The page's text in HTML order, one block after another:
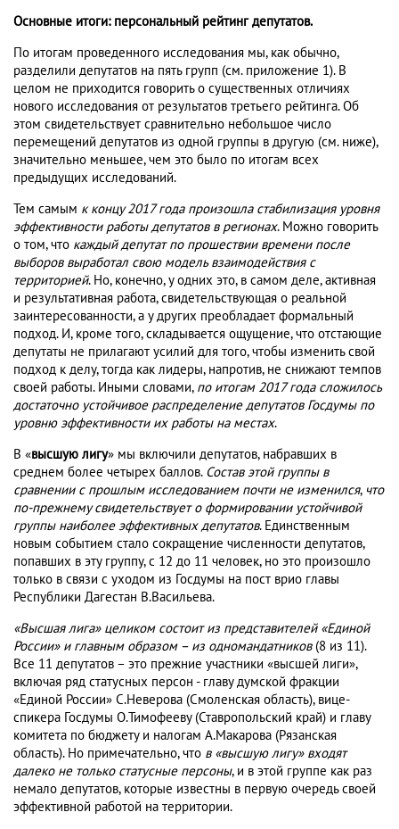
Основные итоги: персональный рейтинг депутатов.
По итогам проведенного исследования мы, как обычно,
разделили депутатов на пять групп (см. приложение 1). В
целом не приходится говорить о существенных отличиях
нового исследования от результатов третьего рейтинга. Об
этом свидетельствует сравнительно небольшое число
перемещений депутатов из одной группы в другую (см. ниже),
значительно меньшее, чем это было по итогам всех
предыдущих исследований.
Тем самым к концу 2017 года произошла стабилизация уровня
эффективности работы депутатов в регионах. Можно говорить
о том, что каждый депутат по прошествии времени после
выборов выработал свою модель взаимодействия с
территорией. Но, конечно, у одних это, в самом деле, активная
и результативная работа, свидетельствующая о реальной
заинтересованности, а у других преобладает формальный
подход. И, кроме того, складывается ощущение, что отстающие
депутаты не прилагают усилий для того, чтобы изменить свой
подход к делу, тогда как лидеры, напротив, не снижают темпов
своей работы. Иными словами, по итогам 2017 года сложилось
достаточно устойчивое распределение депутатов Госдумы по
уровню эффективности их работы на местах.
В «высшую лигу» мы включили депутатов, набравших в
среднем более четырех баллов. Состав этой группы в
сравнении с прошлым исследованием почти не изменился, что
по-прежнему свидетельствует о формировании устойчивой
группы наиболее эффективных депутатов. Единственным
новым событием стало сокращение численности депутатов,
попавших в эту группу, с 12 до 11 человек, но это произошло
только в связи с уходом из Госдумы на пост врио главы
Республики Дагестан В.Васильева.
«Высшая лига» целиком состоит из представителей «Единой
России» и главным образом – из одномандатников(8 из 11).
Все 11 депутатов – это прежние участники «высшей лиги»,
включая ряд статусных персон - главу думской фракции
«Единой России» С.Неверова (Смоленская область), вице-
спикера Госдумы О.Тимофееву (Ставропольский край) и главу
комитета по бюджету и налогам А.Макарова (Рязанская
область). Но примечательно, что в «высшую лигу» входят
далеко не только статусные персоны, и в этой группе как раз
немало депутатов, которые известны в первую очередь своей
эффективной работой на территории.